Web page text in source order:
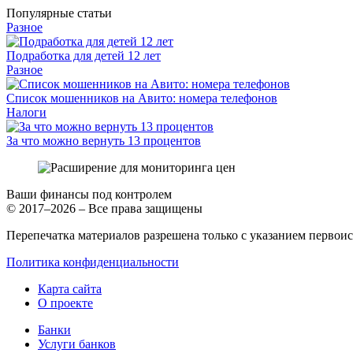
Популярные статьи
Разное
Подработка для детей 12 лет
Разное
Список мошенников на Авито: номера телефонов
Налоги
За что можно вернуть 13 процентов
Ваши финансы под контролем
© 2017–2026 – Все права защищены
Перепечатка материалов разрешена только с указанием
Политика конфиденциальности
Карта сайта
О проекте
Банки
Услуги банков